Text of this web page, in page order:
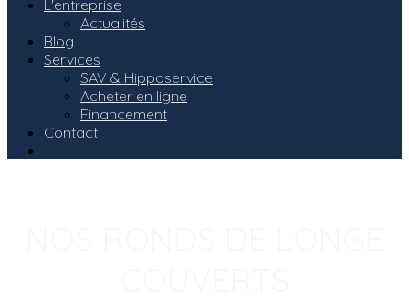
L'entreprise
Actualités
Blog
Services
SAV & Hipposervice
Acheter en ligne
Financement
Contact